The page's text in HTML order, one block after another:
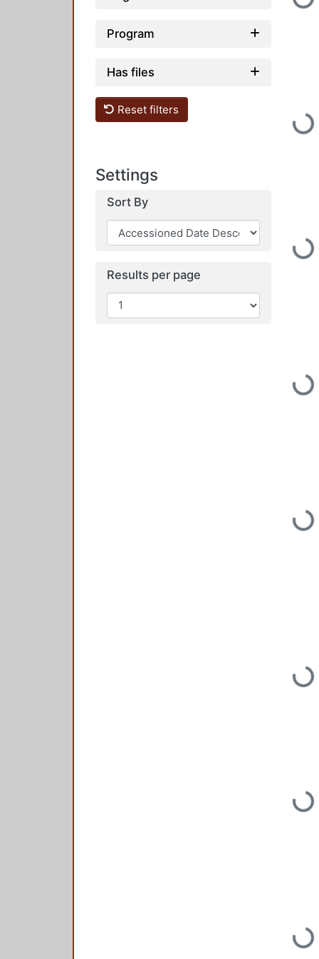
Program
Has files
Reset filters
Settings
Sort By
Results per page
Loading...
Loading...
Loading...
Loading...
Loading...
Loading...
Loading...